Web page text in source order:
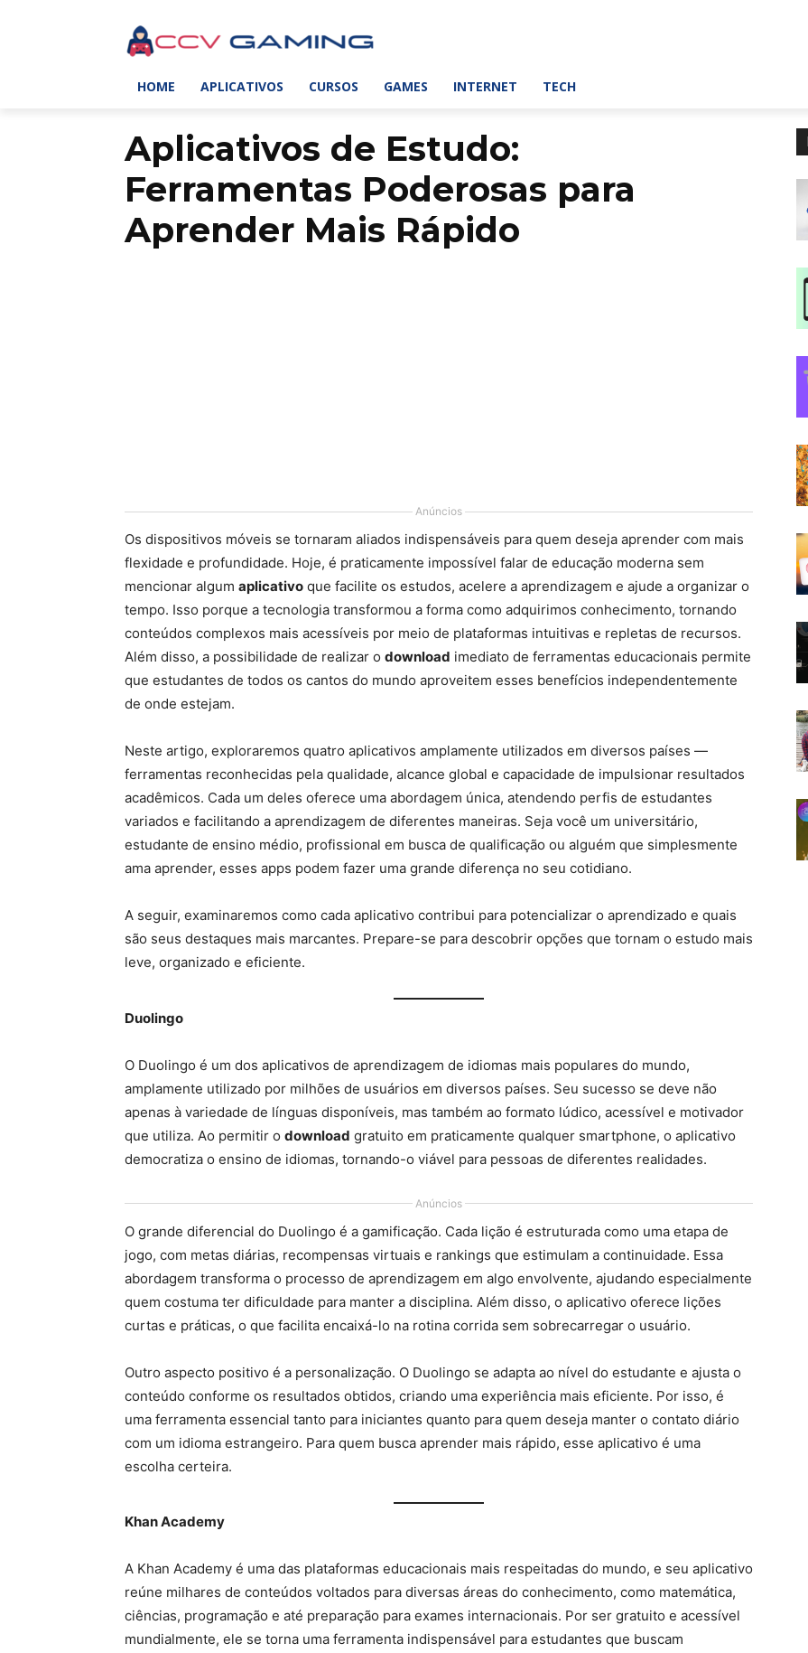
HOME APLICATIVOS CURSOS GAMES INTERNET TECH
Aplicativos de Estudo:
Ferramentas Poderosas para
Aprender Mais Rápido
Anúncios
Os dispositivos móveis se tornaram aliados indispensáveis para quem deseja aprender com mais
flexidade e profundidade. Hoje, é praticamente impossível falar de educação moderna sem
mencionar algum aplicativo que facilite os estudos, acelere a aprendizagem e ajude a organizar o
tempo. Isso porque a tecnologia transformou a forma como adquirimos conhecimento, tornando
conteúdos complexos mais acessíveis por meio de plataformas intuitivas e repletas de recursos.
Além disso, a possibilidade de realizar o download imediato de ferramentas educacionais permite
que estudantes de todos os cantos do mundo aproveitem esses benefícios independentemente
de onde estejam.
Neste artigo, exploraremos quatro aplicativos amplamente utilizados em diversos países —
ferramentas reconhecidas pela qualidade, alcance global e capacidade de impulsionar resultados
acadêmicos. Cada um deles oferece uma abordagem única, atendendo perfis de estudantes
variados e facilitando a aprendizagem de diferentes maneiras. Seja você um universitário,
estudante de ensino médio, profissional em busca de qualificação ou alguém que simplesmente
ama aprender, esses apps podem fazer uma grande diferença no seu cotidiano.
A seguir, examinaremos como cada aplicativo contribui para potencializar o aprendizado e quais
são seus destaques mais marcantes. Prepare-se para descobrir opções que tornam o estudo mais
leve, organizado e eficiente.
Duolingo
O Duolingo é um dos aplicativos de aprendizagem de idiomas mais populares do mundo,
amplamente utilizado por milhões de usuários em diversos países. Seu sucesso se deve não
apenas à variedade de línguas disponíveis, mas também ao formato lúdico, acessível e motivador
que utiliza. Ao permitir o download gratuito em praticamente qualquer smartphone, o aplicativo
democratiza o ensino de idiomas, tornando-o viável para pessoas de diferentes realidades.
Anúncios
O grande diferencial do Duolingo é a gamificação. Cada lição é estruturada como uma etapa de
jogo, com metas diárias, recompensas virtuais e rankings que estimulam a continuidade. Essa
abordagem transforma o processo de aprendizagem em algo envolvente, ajudando especialmente
quem costuma ter dificuldade para manter a disciplina. Além disso, o aplicativo oferece lições
curtas e práticas, o que facilita encaixá-lo na rotina corrida sem sobrecarregar o usuário.
Outro aspecto positivo é a personalização. O Duolingo se adapta ao nível do estudante e ajusta o
conteúdo conforme os resultados obtidos, criando uma experiência mais eficiente. Por isso, é
uma ferramenta essencial tanto para iniciantes quanto para quem deseja manter o contato diário
com um idioma estrangeiro. Para quem busca aprender mais rápido, esse aplicativo é uma
escolha certeira.
Khan Academy
A Khan Academy é uma das plataformas educacionais mais respeitadas do mundo, e seu aplicativo
reúne milhares de conteúdos voltados para diversas áreas do conhecimento, como matemática,
ciências, programação e até preparação para exames internacionais. Por ser gratuito e acessível
mundialmente, ele se torna uma ferramenta indispensável para estudantes que buscam